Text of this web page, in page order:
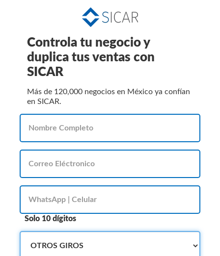
Controla tu negocio y
duplica tus ventas con
SICAR
Más de 120,000 negocios en México ya confían
en SICAR.
Solo 10 dígitos